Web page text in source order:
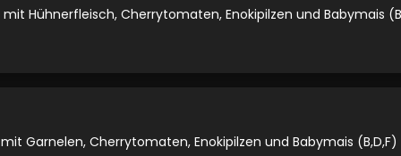
Hühnerfleisch, Cherrytomaten, Enokipilzen und Babymais
Garnelen, Cherrytomaten, Enokipilzen und Babymais (B,D,F)